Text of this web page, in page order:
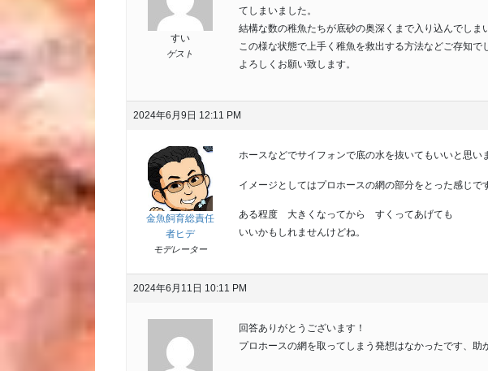
すい
ゲスト
てしまいました。
結構な数の稚魚たちが底砂の奥深くまで入り込んでしま
この様な状態で上手く稚魚を救出する方法などご存知で
よろしくお願い致します。
2024年6月9日 12:11 PM
金魚飼育総責任
者ヒデ
モデレーター
ホースなどでサイフォンで底の水を抜いてもいいと思い
イメージとしてはプロホースの網の部分をとった感じで
ある程度 大きくなってから すくってあげても
いいかもしれませんけどね。
2024年6月11日 10:11 PM
回答ありがとうございます！
プロホースの網を取ってしまう発想はなかったです、助